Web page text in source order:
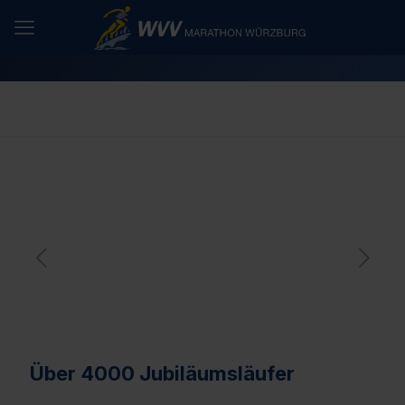
Über 4000 Jubiläumsläufer